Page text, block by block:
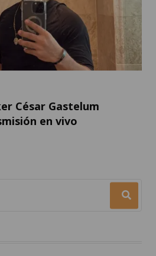
César Gastelum
en vivo